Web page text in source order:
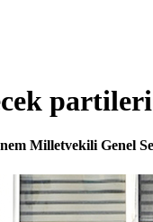
Milletvekili Genel